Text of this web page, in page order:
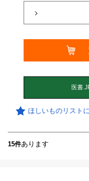
ほしいものリスト
15件あります